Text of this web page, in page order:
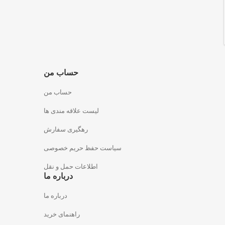
حساب من
حساب من
لیست علاقه مندی ها
رهگیری سفارش
سیاست حفظ حریم خصوصی
اطلاعات حمل و نقل
درباره ما
درباره ما
راهنمای خرید